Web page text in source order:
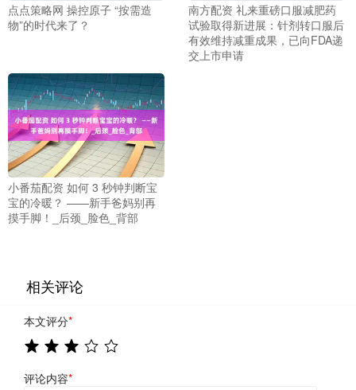
点点策略网 操控原子 “按需造
物”的时代来了？
南方配资 礼来重磅口服减肥药
试验取得新进展：针剂转口服后
有效维持减重成果，已向FDA递
交上市申请
小番茄配资 如何 3 秒钟判断宝
宝的冷暖？ ——新手爸妈别再
摸手脚！_后颈_脸色_背部
相关评论
本文评分*
评论内容*